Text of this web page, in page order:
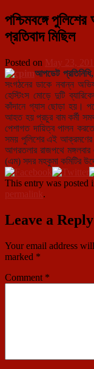
পশ্চিমবঙ্গে
প্রতিবাদ মিছিল
Posted on May 23,
আপডেট
সংগঠনের ডাকে নবান্ন
হেস্টিংস মোড়ে দুটি
কাঁদানে গ্যাস ছোড়া হয়।
আহত হয় প্রচুর বাম কর্মী
পেশাগত দায়িত্ব পালন
সময় পুলিশের এই আক্রমণের
আগরতলার রাজপথে
(এম) সদর মহকুমা কমিটির
This entry was posted
permalink.
Leave a Reply
Your email address
marked *
Comment *